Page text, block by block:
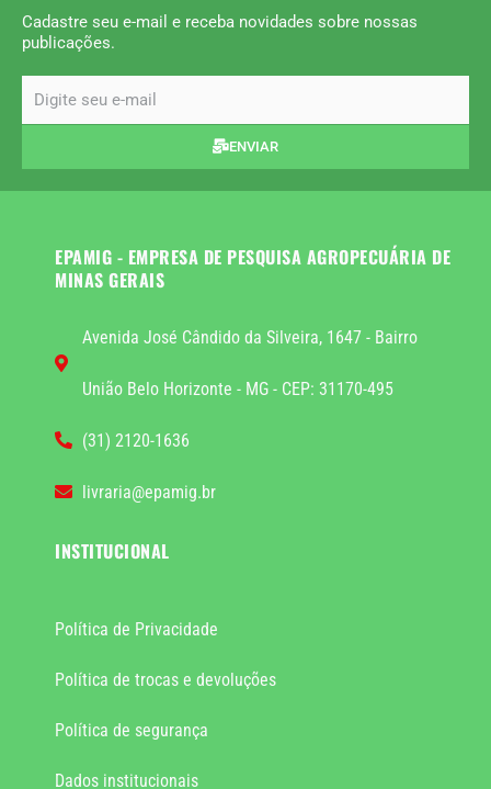
Cadastre seu e-mail e receba novidades sobre nossas
publicações.
ENVIAR
EPAMIG - EMPRESA DE PESQUISA AGROPECUÁRIA DE
MINAS GERAIS
Avenida José Cândido da Silveira, 1647 - Bairro
União Belo Horizonte - MG - CEP: 31170-495
(31) 2120-1636
livraria@epamig.br
INSTITUCIONAL
Política de Privacidade
Política de trocas e devoluções
Política de segurança
Dados institucionais